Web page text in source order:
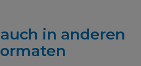
in anderen